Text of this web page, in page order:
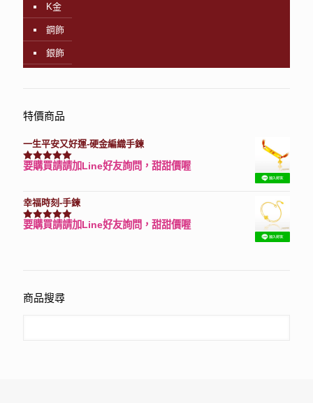
K金
鋼飾
銀飾
特價商品
一生平安又好運-硬金編織手鍊
評分7740滿分 5
要購買請請加Line好友詢問，甜甜價喔
幸福時刻-手鍊
評分3150滿分 5
要購買請請加Line好友詢問，甜甜價喔
商品搜尋